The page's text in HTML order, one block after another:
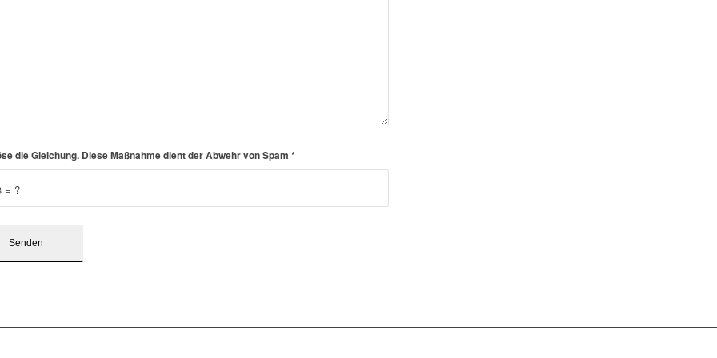
= ?
die Gleichung. Diese Maßnahme dient der Abwehr von Spam *